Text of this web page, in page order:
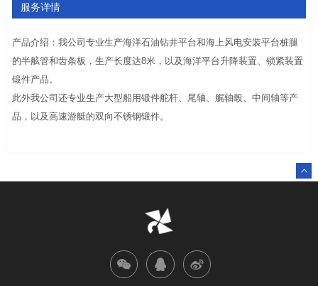
服务详情
产品介绍：我公司专业生产海洋石油钻井平台和海上风电安装平台桩腿
的半舷管和齿条板，生产长度达8米，以及海洋平台升降装置、锁紧装置
锻件产品。
此外我公司还专业生产大型船用锻件舵杆、尾轴、艉轴毂、中间轴等产
品，以及高速游艇的双向不锈钢锻件。